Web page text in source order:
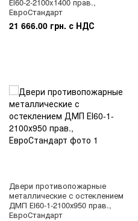
ЕвроСтандарт
21 666.00 грн. с НДС
Двери противопожарные
металлические с остеклением
ДМП ЕІ60-1-2100х950 прав.,
ЕвроСтандарт